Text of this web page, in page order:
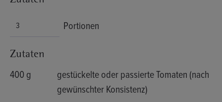
Portionen
Zutaten
400 g
gestückelte oder passierte Tomaten (nach
gewünschter Konsistenz)